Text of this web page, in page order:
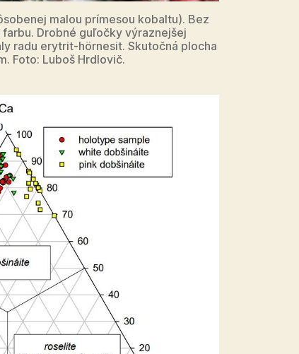
malou prímesou kobaltu). Bez
Drobné guľočky výraznejšej
radu erytrit-hörnesit. Skutočná plocha
Foto: Luboš Hrdlovič.